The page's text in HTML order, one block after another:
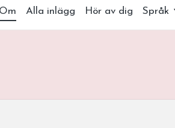
Om Alla inlägg Hör av dig Språk